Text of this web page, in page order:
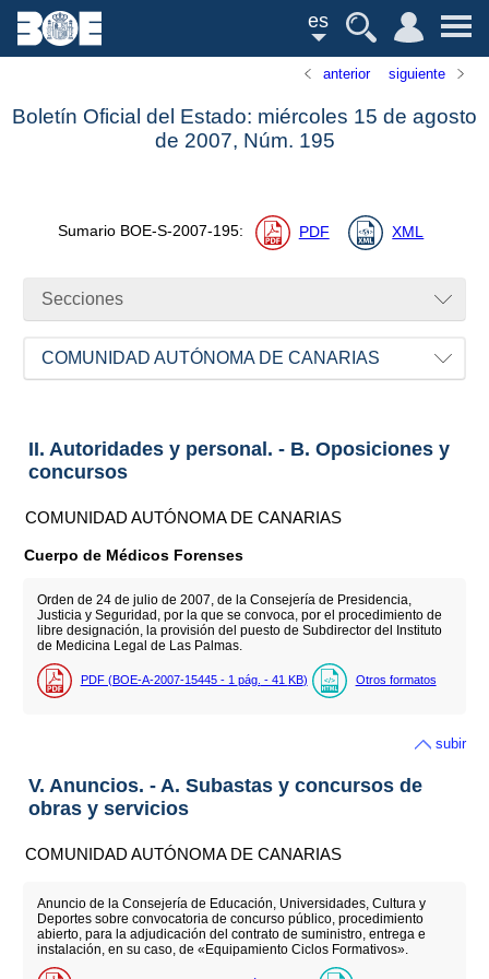
es
anterior siguiente
Boletín Oficial del Estado: miércoles 15 de agosto
de 2007, Núm. 195
Sumario BOE-S-2007-195: PDF XML
Secciones
COMUNIDAD AUTÓNOMA DE CANARIAS
II. Autoridades y personal. - B. Oposiciones y
concursos
COMUNIDAD AUTÓNOMA DE CANARIAS
Cuerpo de Médicos Forenses
Orden de 24 de julio de 2007, de la Consejería de Presidencia,
Justicia y Seguridad, por la que se convoca, por el procedimiento de
libre designación, la provisión del puesto de Subdirector del Instituto
de Medicina Legal de Las Palmas.
PDF (BOE-A-2007-15445 - 1 pág. - 41 KB) Otros formatos
subir
V. Anuncios. - A. Subastas y concursos de
obras y servicios
COMUNIDAD AUTÓNOMA DE CANARIAS
Anuncio de la Consejería de Educación, Universidades, Cultura y
Deportes sobre convocatoria de concurso público, procedimiento
abierto, para la adjudicación del contrato de suministro, entrega e
instalación, en su caso, de «Equipamiento Ciclos Formativos».